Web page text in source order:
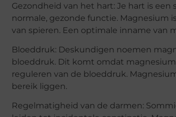
Gezondheid van het hart: Je hart is
normale, gezonde functie. Magnesium
van spieren. Een optimale inname van
Bloeddruk: Deskundigen noemen
bloeddruk. Dit komt omdat
reguleren van de bloeddruk.
bereik liggen.
Regelmatigheid van de darmen: